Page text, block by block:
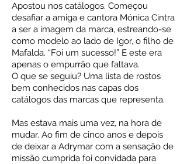
Apostou nos catálogos. Começou
desafiar a amiga e cantora Mónica Cintra
a ser a imagem da marca, estreando-se
como modelo ao lado de Igor, o filho de
Mafalda. “Foi um sucesso!” E este era
apenas o empurrão que faltava.
O que se seguiu? Uma lista de rostos
bem conhecidos nas capas dos
catálogos das marcas que representa.
Mas estava mais uma vez, na hora de
mudar. Ao fim de cinco anos e depois
de deixar a Adrymar com a sensação de
missão cumprida foi convidada para